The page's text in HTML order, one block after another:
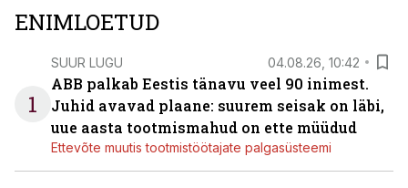
ENIMLOETUD
1
SUUR LUGU 04.08.26, 10:42
ABB palkab Eestis tänavu veel 90 inimest.
Juhid avavad plaane: suurem seisak on läbi,
uue aasta tootmismahud on ette müüdud
Ettevõte muutis tootmistöötajate palgasüsteemi